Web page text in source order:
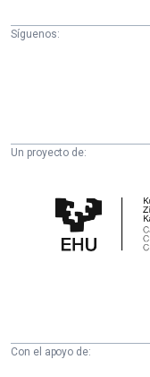
Síguenos:
Un proyecto de:
Cultura
Científica
Con el apoyo de: